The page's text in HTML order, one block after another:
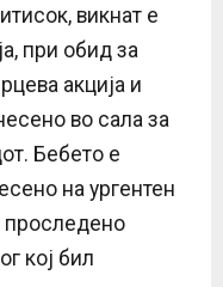
викнат е
при обид за
акција и
во сала за
Бебето е
на ургентен
проследено
кој бил